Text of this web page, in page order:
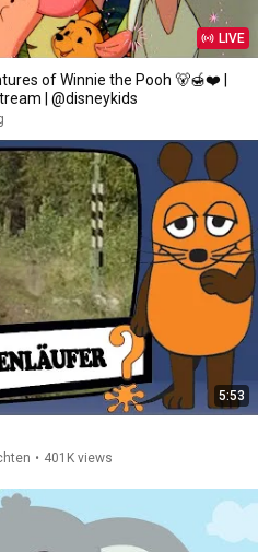
LIVE
of Winnie the Pooh 🐻🍯❤️ |
24/7 Full Episode Live Stream | ‪@disneykids
5:53
• 401K views